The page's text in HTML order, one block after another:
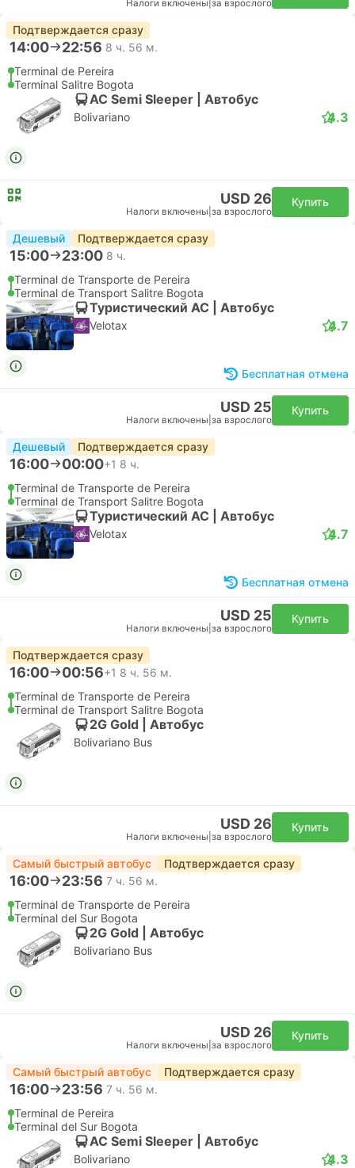
Налоги включены за взрослого
Подтверждается сразу
14:00 22:56 8 ч. 56 м.
Terminal de Pereira
Terminal Salitre Bogota
AC Semi Sleeper | Автобус
Bolivariano 4.3
USD 26
Налоги включены за взрослого
Купить
Дешевый Подтверждается сразу
15:00 23:00 8 ч.
Terminal de Transporte de Pereira
Terminal de Transport Salitre Bogota
Туристический AC | Автобус
Velotax 4.7
Бесплатная отмена
USD 25
Налоги включены за взрослого
Купить
Дешевый Подтверждается сразу
16:00 00:00+1 8 ч.
Terminal de Transporte de Pereira
Terminal de Transport Salitre Bogota
Туристический AC | Автобус
Velotax 4.7
Бесплатная отмена
USD 25
Налоги включены за взрослого
Купить
Подтверждается сразу
16:00 00:56+1 8 ч. 56 м.
Terminal de Transporte de Pereira
Terminal de Transport Salitre Bogota
2G Gold | Автобус
Bolivariano Bus
USD 26
Налоги включены за взрослого
Купить
Самый быстрый автобус Подтверждается сразу
16:00 23:56 7 ч. 56 м.
Terminal de Transporte de Pereira
Terminal del Sur Bogota
2G Gold | Автобус
Bolivariano Bus
USD 26
Налоги включены за взрослого
Купить
Самый быстрый автобус Подтверждается сразу
16:00 23:56 7 ч. 56 м.
Terminal de Pereira
Terminal del Sur Bogota
AC Semi Sleeper | Автобус
Bolivariano 4.3